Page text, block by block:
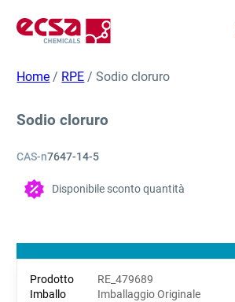
Home / RPE / Sodio cloruro
Sodio cloruro
CAS-n7647-14-5
Disponibile sconto quantità
RE_479689
Imballaggio Originale